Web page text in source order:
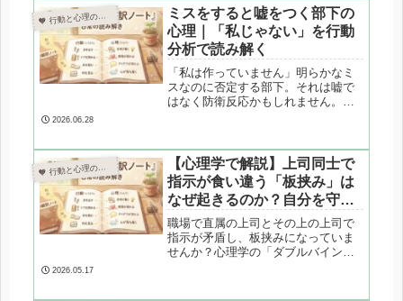
指示に振り回されないための向き合
い方も紹介します。
 行動と心理の翻訳ノート
ミスをすると嘘をつく部下の
心理｜「私じゃない」を行動
分析で読み解く
「私は作っていません」明らかなミ
スなのに否定する部下。それは嘘で
はなく防衛反応かもしれません。行
2026.06.28
 行動と心理の翻訳ノート
【心理学で解説】上司同士で
指示が食い違う「板挟み」は
なぜ起きるのか？自分を守る3
つの防衛術
職場で直属の上司とその上の上司で
指示が矛盾し、板挟みになっていま
せんか？心理学の「ダブルバイン
2026.05.17